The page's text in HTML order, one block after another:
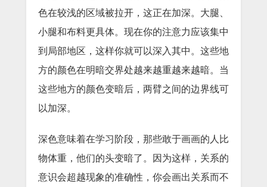
色在较浅的区域被拉开，这正在加深。大腿、
小腿和布料更具体。现在你的注意力应该集中
到局部地区，这样你就可以深入其中。这些地
方的颜色在明暗交界处越来越重越来越暗。当
这些地方的颜色变暗后，两臂之间的边界线可
以加深。
深色意味着在学习阶段，那些敢于画画的人比
物体重，他们的头变暗了。因为这样，关系的
意识会超越现象的准确性，你会画出关系而不